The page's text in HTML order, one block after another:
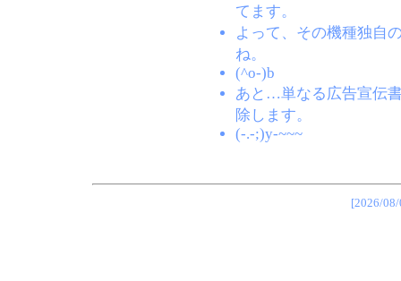
てます。
よって、その機種独自
ね。
(^o-)b
あと…単なる広告宣伝
除します。
(-.-;)y-~~~
[2026/